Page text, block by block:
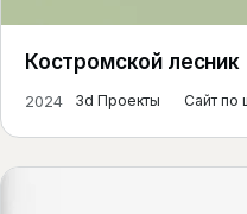
Костромской лесник
2024 3d Проекты Сайт по